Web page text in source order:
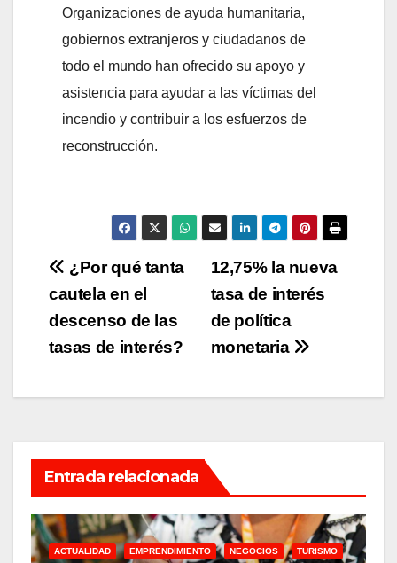
Organizaciones de ayuda humanitaria,
gobiernos extranjeros y ciudadanos de
todo el mundo han ofrecido su apoyo y
asistencia para ayudar a las víctimas del
incendio y contribuir a los esfuerzos de
reconstrucción.
Navegación
de
entradas
12,75% la nueva
tasa de interés
de política
monetaria
¿Por qué tanta
cautela en el
descenso de las
tasas de interés?
Entrada relacionada
ACTUALIDAD EMPRENDIMIENTO NEGOCIOS TURISMO